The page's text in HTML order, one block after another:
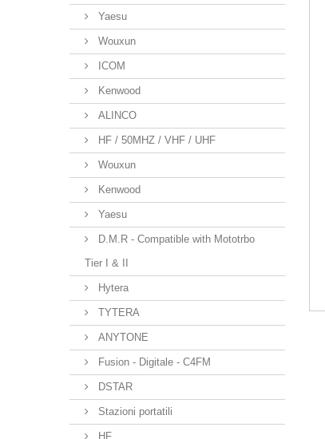
Yaesu
Wouxun
ICOM
Kenwood
ALINCO
HF / 50MHZ / VHF / UHF
Wouxun
Kenwood
Yaesu
D.M.R - Compatible with Mototrbo
Tier I & II
Hytera
TYTERA
ANYTONE
Fusion - Digitale - C4FM
DSTAR
Stazioni portatili
HF